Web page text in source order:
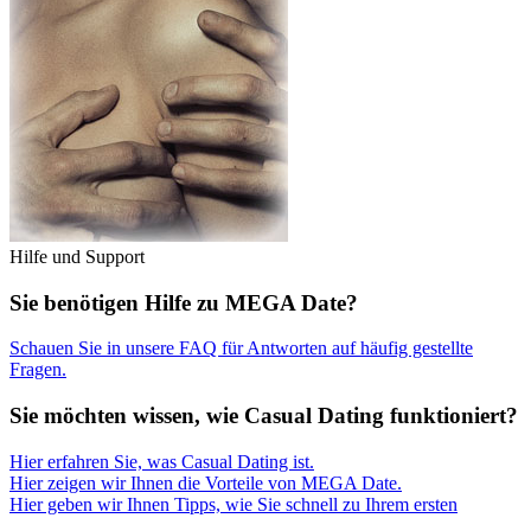
Hilfe und Support
Sie benötigen Hilfe zu MEGA Date?
Schauen Sie in unsere FAQ für Antworten auf häufig gestellte
Fragen.
Sie möchten wissen, wie Casual Dating funktioniert?
Hier erfahren Sie, was Casual Dating ist.
Hier zeigen wir Ihnen die Vorteile von MEGA Date.
Hier geben wir Ihnen Tipps, wie Sie schnell zu Ihrem ersten